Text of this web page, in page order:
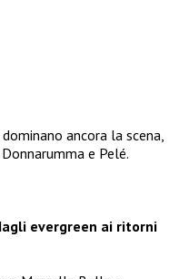
ancora la scena,
e Pelé.
evergreen ai ritorni